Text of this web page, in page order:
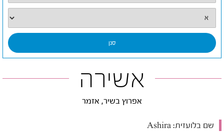
אשירה
אפרוץ בשיר, אזמר
שם בלועזית: